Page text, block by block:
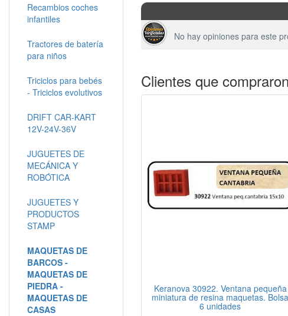
No hay opiniones para este
Clientes que
Keranova 30922. Ventana pequeña
miniatura de resina maquetas. Bolsa
6 unidades
Recambios coches
infantiles
Tractores de batería
para niños
Triciclos para bebés
- Triciclos evolutivos
DRIFT CAR-KART
12V-24V-36V
JUGUETES DE
MECÁNICA Y
ROBÓTICA
JUGUETES Y
PRODUCTOS
STAMP
MAQUETAS DE
BARCOS -
MAQUETAS DE
PIEDRA -
MAQUETAS DE
CASAS